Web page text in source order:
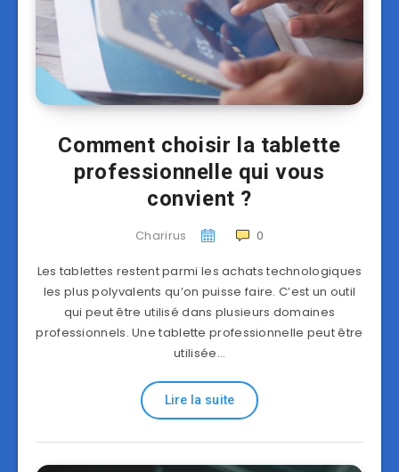
Comment choisir la tablette
professionnelle qui vous
convient ?
Charirus 0
Les tablettes restent parmi les achats technologiques
les plus polyvalents qu’on puisse faire. C’est un outil
qui peut être utilisé dans plusieurs domaines
professionnels. Une tablette professionnelle peut être
utilisée…
Lire la suite